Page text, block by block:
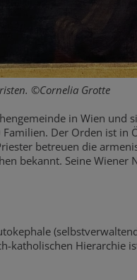
©Cornelia Grotte
in Wien
Der Orden ist
betreuen die
bekannt. Seine
katholischen Hierarchie